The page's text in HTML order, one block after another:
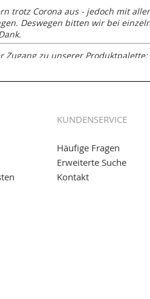
trotz Corona aus - jedoch mit
Deswegen bitten wir bei
Zugang zu unserer Produktpalette:
der Corporate Identity (CI)
- Zahlung per paydirekt
- Visa & MasterCard (inkl. Maestro)
- giropay, SOFORT-Überweisung
bei
unser "neuer" Partnershop
KUNDENSERVICE
Häufige Fragen
Erweiterte Suche
Kontakt